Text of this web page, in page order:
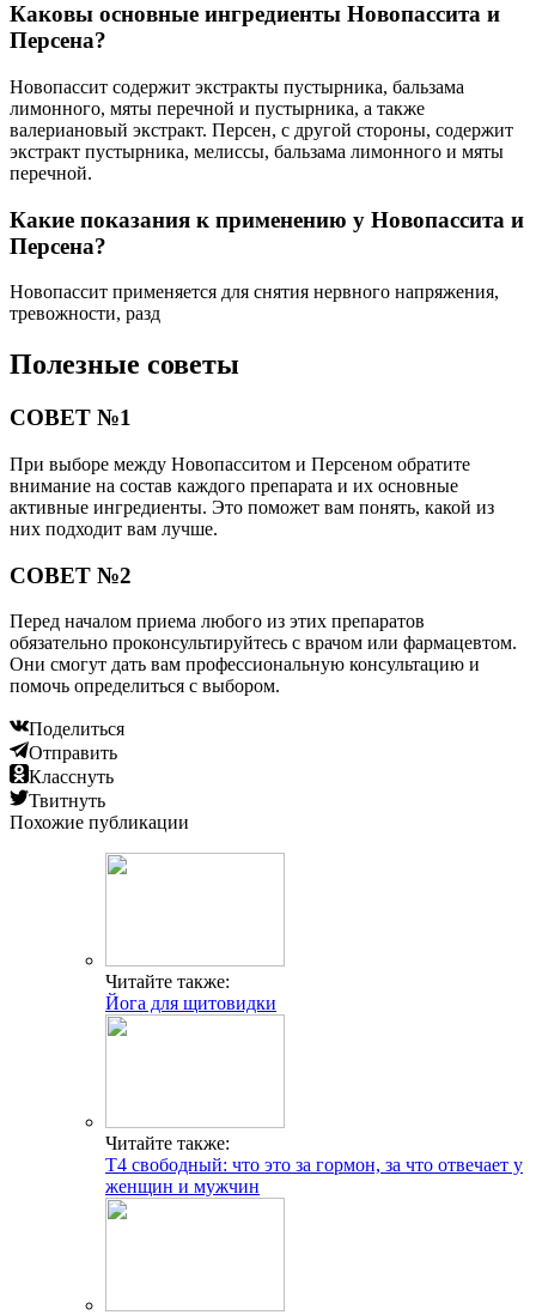
Каковы основные ингредиенты Новопассита и
Персена?
Новопассит содержит экстракты пустырника, бальзама
лимонного, мяты перечной и пустырника, а также
валериановый экстракт. Персен, с другой стороны, содержит
экстракт пустырника, мелиссы, бальзама лимонного и мяты
перечной.
Какие показания к применению у Новопассита и
Персена?
Новопассит применяется для снятия нервного напряжения,
тревожности, разд
Полезные советы
СОВЕТ №1
При выборе между Новопасситом и Персеном обратите
внимание на состав каждого препарата и их основные
активные ингредиенты. Это поможет вам понять, какой из
них подходит вам лучше.
СОВЕТ №2
Перед началом приема любого из этих препаратов
обязательно проконсультируйтесь с врачом или фармацевтом.
Они смогут дать вам профессиональную консультацию и
помочь определиться с выбором.
Поделиться
Отправить
Класснуть
Твитнуть
Похожие публикации
Читайте также:
Йога для щитовидки
Читайте также:
Т4 свободный: что это за гормон, за что отвечает у
женщин и мужчин